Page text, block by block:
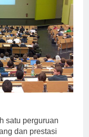
satu perguruan
dan prestasi